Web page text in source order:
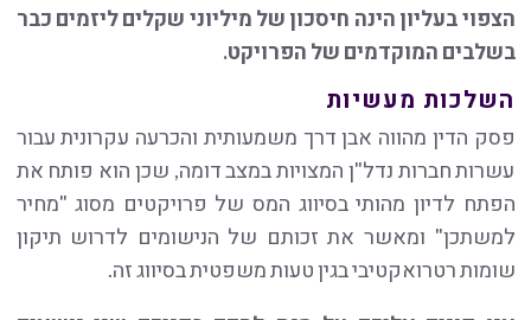
הצפוי בעליון הינה חיסכון של מיליוני שקלים ליזמים כבר
בשלבים המוקדמים של הפרויקט.
השלכות מעשיות
פסק הדין מהווה אבן דרך משמעותית והכרעה עקרונית עבור
עשרות חברות נדל"ן המצויות במצב דומה, שכן הוא פותח את
הפתח לדיון מהותי בסיווג המס של פרויקטים מסוג "מחיר
למשתכן" ומאשר את זכותם של הנישומים לדרוש תיקון
שומות רטרואקטיבי בגין טעות משפטית בסיווג זה.